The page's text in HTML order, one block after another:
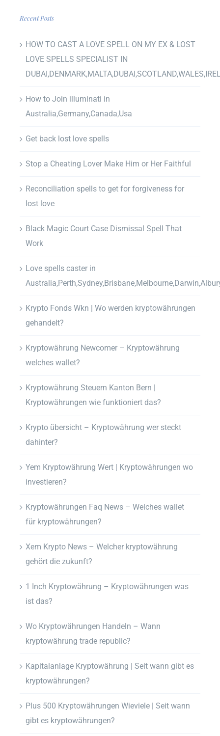
Recent Posts
HOW TO CAST A LOVE SPELL ON MY EX & LOST
LOVE SPELLS SPECIALIST IN
How to Join illuminati in
Australia,Germany,Canada,Usa
Get back lost love spells
Stop a Cheating Lover Make Him or Her Faithful
Reconciliation spells to get for forgiveness for
lost love
Black Magic Court Case Dismissal Spell That
Work
Love spells caster in
Krypto Fonds Wkn | Wo werden kryptowährungen
gehandelt?
Kryptowährung Newcomer – Kryptowährung
welches wallet?
Kryptowährung Steuern Kanton Bern |
Kryptowährungen wie funktioniert das?
Krypto übersicht – Kryptowährung wer steckt
dahinter?
Yem Kryptowährung Wert | Kryptowährungen wo
investieren?
Kryptowährungen Faq News – Welches wallet
für kryptowährungen?
Xem Krypto News – Welcher kryptowährung
gehört die zukunft?
1 Inch Kryptowährung – Kryptowährungen was
ist das?
Wo Kryptowährungen Handeln – Wann
kryptowährung trade republic?
Kapitalanlage Kryptowährung | Seit wann gibt es
kryptowährungen?
Plus 500 Kryptowährungen Wieviele | Seit wann
gibt es kryptowährungen?